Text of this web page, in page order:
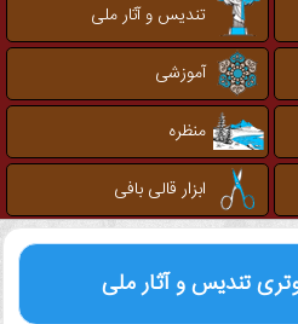
تندیس و آثار ملی
آموزشی
منظره
ابزار قالی بافی
تندیس و آثار ملی